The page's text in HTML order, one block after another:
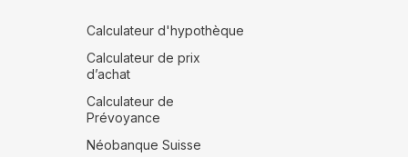
Calculateur d'hypothèque
Calculateur de prix
d’achat
Calculateur de
Prévoyance
Néobanque Suisse